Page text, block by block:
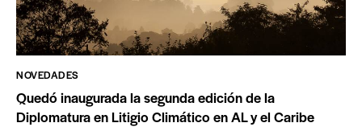
NOVEDADES
Quedó inaugurada la segunda edición de la
Diplomatura en Litigio Climático en AL y el Caribe